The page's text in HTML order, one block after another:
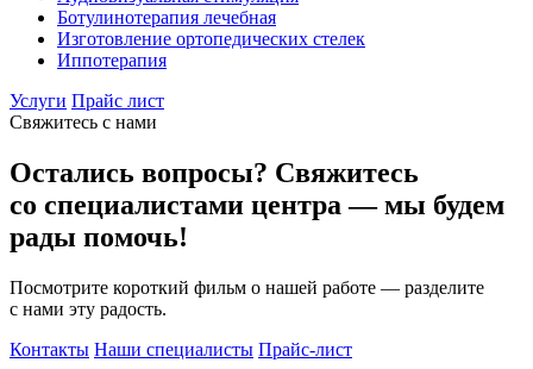
Ботулинотерапия лечебная
Изготовление ортопедических стелек
Иппотерапия
Услуги Прайс лист
Свяжитесь с нами
Остались вопросы? Свяжитесь
со специалистами центра — мы будем
рады помочь!
Посмотрите короткий фильм о нашей работе — разделите
с нами эту радость.
Контакты Наши специалисты Прайс-лист